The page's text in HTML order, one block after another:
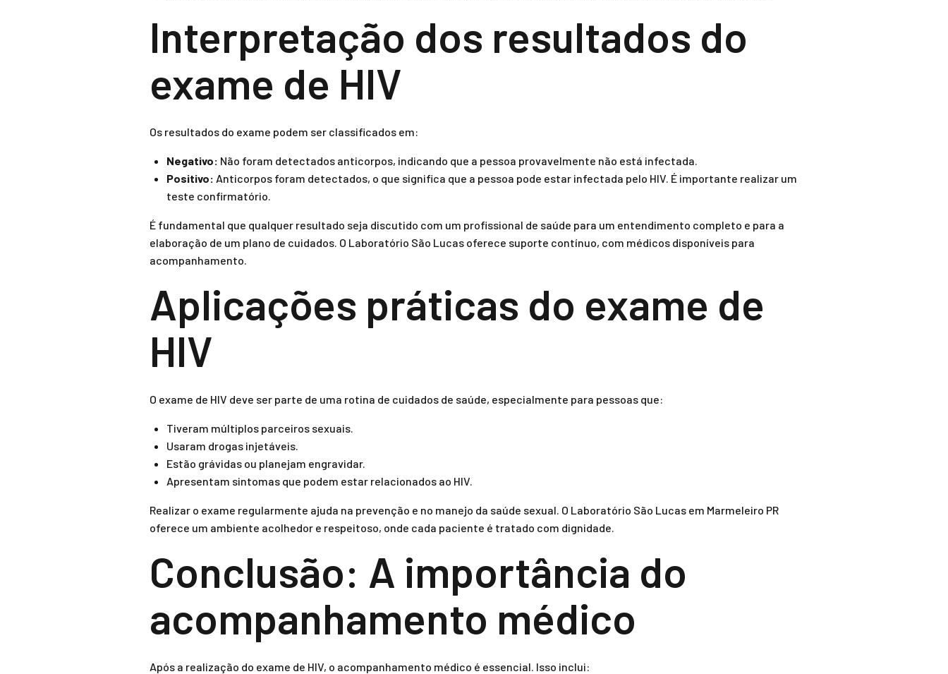
Interpretação dos resultados do
exame de HIV
Os resultados do exame podem ser classificados em:
Negativo: Não foram detectados anticorpos, indicando que a pessoa provavelmente não está infectada.
Positivo: Anticorpos foram detectados, o que significa que a pessoa pode estar infectada pelo HIV. É importante realizar um
teste confirmatório.
É fundamental que qualquer resultado seja discutido com um profissional de saúde para um entendimento completo e para a
elaboração de um plano de cuidados. O Laboratório São Lucas oferece suporte contínuo, com médicos disponíveis para
acompanhamento.
Aplicações práticas do exame de
HIV
O exame de HIV deve ser parte de uma rotina de cuidados de saúde, especialmente para pessoas que:
Tiveram múltiplos parceiros sexuais.
Usaram drogas injetáveis.
Estão grávidas ou planejam engravidar.
Apresentam sintomas que podem estar relacionados ao HIV.
Realizar o exame regularmente ajuda na prevenção e no manejo da saúde sexual. O Laboratório São Lucas em Marmeleiro PR
oferece um ambiente acolhedor e respeitoso, onde cada paciente é tratado com dignidade.
Conclusão: A importância do
acompanhamento médico
Após a realização do exame de HIV, o acompanhamento médico é essencial. Isso inclui: